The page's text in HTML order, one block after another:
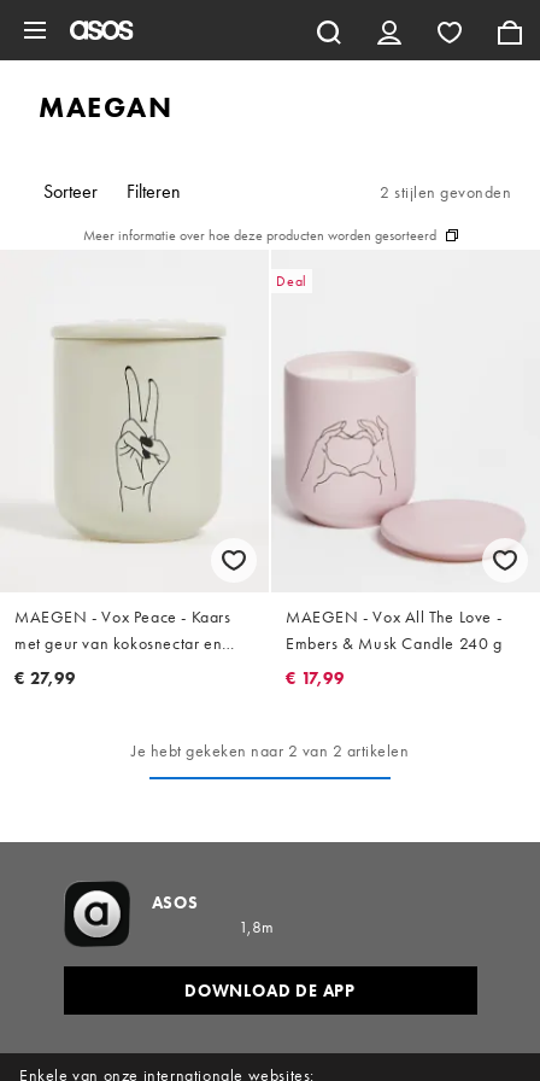
MAEGAN
Sorteer Filteren 2 stijlen gevonden
Meer informatie over hoe deze producten worden gesorteerd
MAEGEN - Vox Peace - Kaars
met geur van kokosnectar en
ananas 240 g
€ 27,99
Deal
MAEGEN - Vox All The Love -
Embers & Musk Candle 240 g
€ 17,99
Je hebt gekeken naar 2 van 2 artikelen
Enkele van onze internationale websites:
ASOS
1,8m
DOWNLOAD DE APP